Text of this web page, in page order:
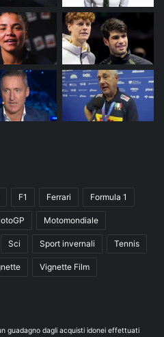
F1 Ferrari Formula 1
Motomondiale
Sci Sport invernali Tennis
Vignette Film
guadagno dagli acquisti idonei effettuati